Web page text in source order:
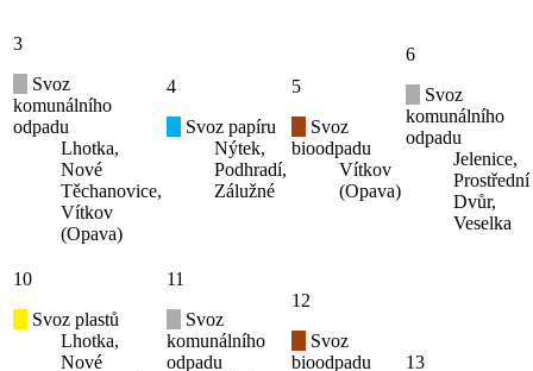
3
Svoz
komunálního
odpadu
Lhotka,
Nové
Těchanovice,
Vítkov
(Opava)
4
Svoz papíru
Nýtek,
Podhradí,
Zálužné
5
Svoz
bioodpadu
Vítkov
(Opava)
6
Svoz
komunálního
odpadu
Jelenice,
Prostřední
Dvůr,
Veselka
10
Svoz plastů
Lhotka,
Nové
11
Svoz
komunálního
odpadu
12
Svoz
bioodpadu
13